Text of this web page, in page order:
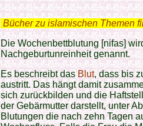
Bücher zu islamischen Themen
Die Wochenbettblutung [nifas]
Nachgeburtunreinheit genannt.
Es beschreibt dasBlut, dass bis
austritt. Das hängt damit
sich zurückbilden und die
der Gebärmutter darstellt, unter
Blutungen die nach zehn Tagen